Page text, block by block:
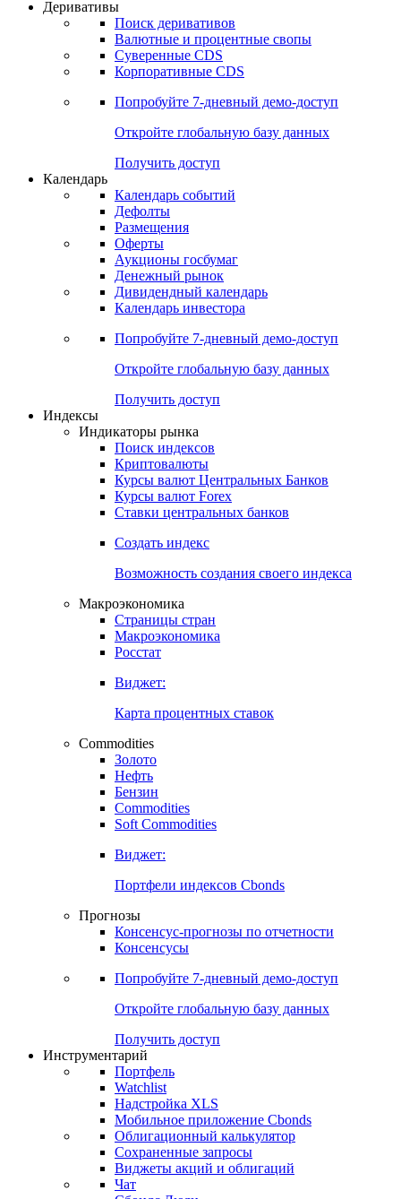
Откройте глобальную базу данных
Получить доступ
Деривативы
Валютные и процентные свопы
Корпоративные CDS
Попробуйте7-дневный
Откройте глобальную базу данных
Получить доступ
Календарь
Календарь событий
Дефолты
Размещения
Оферты
Денежный рынок
Календарь инвестора
Попробуйте7-дневный
Откройте глобальную базу данных
Получить доступ
Индикаторы рынка
Поиск индексов
Курсы валют Центральных Банков
Ставки центральных банков
Создать индекс
Возможность создания своего индекса
Страницы стран
Росстат
Виджет:
Карта процентных ставок
Commodities
Золото
Бензин
Soft Commodities
Виджет:
Портфели индексов Cbonds
Прогнозы
Консенсусы
Попробуйте7-дневный
Откройте глобальную базу данных
Получить доступ
Инструментарий
Портфель
Watchlist
Надстройка XLS
Мобильное приложение Cbonds